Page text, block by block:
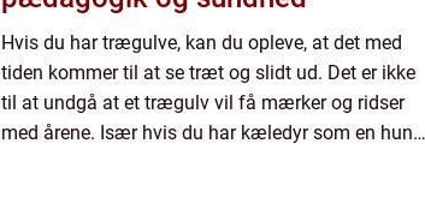
Hvis du har trægulve, kan du opleve, at det med
tiden kommer til at se træt og slidt ud. Det er ikke
til at undgå at et trægulv vil få mærker og ridser
med årene. Især hvis du har kæledyr som en hund